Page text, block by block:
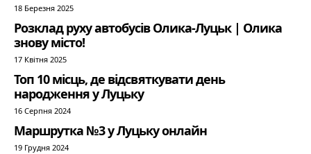
18 Березня 2025
Розклад руху автобусів Олика-Луцьк | Олика
знову місто!
17 Квітня 2025
Топ 10 місць, де відсвяткувати день
народження у Луцьку
16 Серпня 2024
Маршрутка №3 у Луцьку онлайн
19 Грудня 2024